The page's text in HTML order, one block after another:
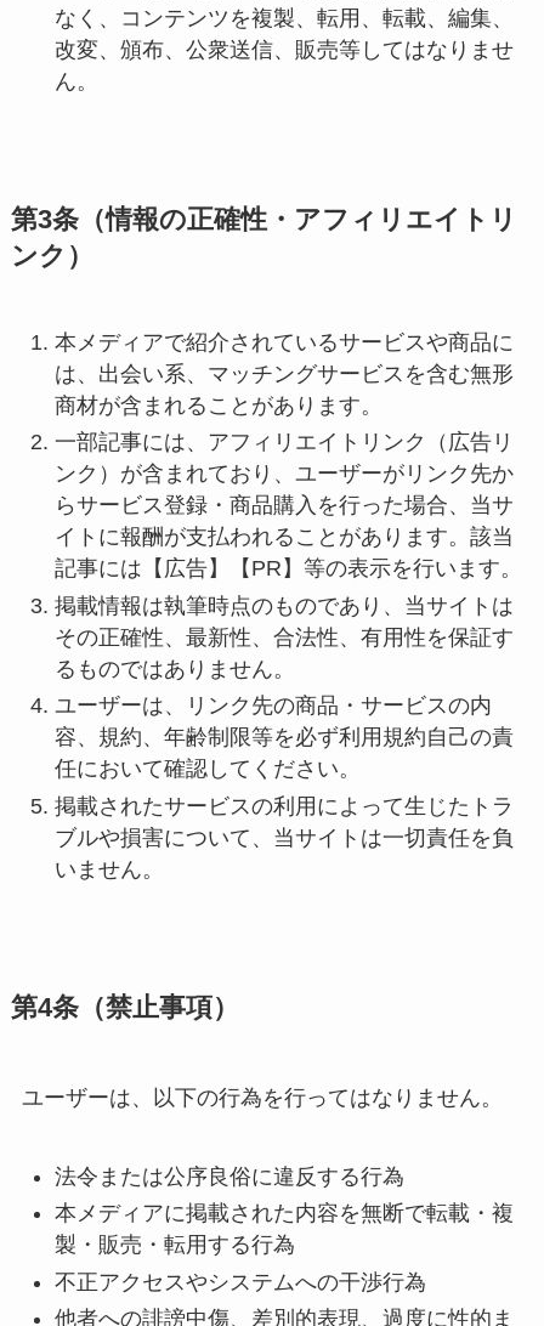
なく、コンテンツを複製、転用、転載、編集、
改変、頒布、公衆送信、販売等してはなりませ
ん。
第3条（情報の正確性・アフィリエイトリ
ンク）
本メディアで紹介されているサービスや商品に
は、出会い系、マッチングサービスを含む無形
商材が含まれることがあります。
一部記事には、アフィリエイトリンク（広告リ
ンク）が含まれており、ユーザーがリンク先か
らサービス登録・商品購入を行った場合、当サ
イトに報酬が支払われることがあります。該当
記事には【広告】【PR】等の表示を行います。
掲載情報は執筆時点のものであり、当サイトは
その正確性、最新性、合法性、有用性を保証す
るものではありません。
ユーザーは、リンク先の商品・サービスの内
容、規約、年齢制限等を必ず利用規約自己の責
任において確認してください。
掲載されたサービスの利用によって生じたトラ
ブルや損害について、当サイトは一切責任を負
いません。
第4条（禁止事項）
ユーザーは、以下の行為を行ってはなりません。
法令または公序良俗に違反する行為
本メディアに掲載された内容を無断で転載・複
製・販売・転用する行為
不正アクセスやシステムへの干渉行為
他者への誹謗中傷、差別的表現、過度に性的ま